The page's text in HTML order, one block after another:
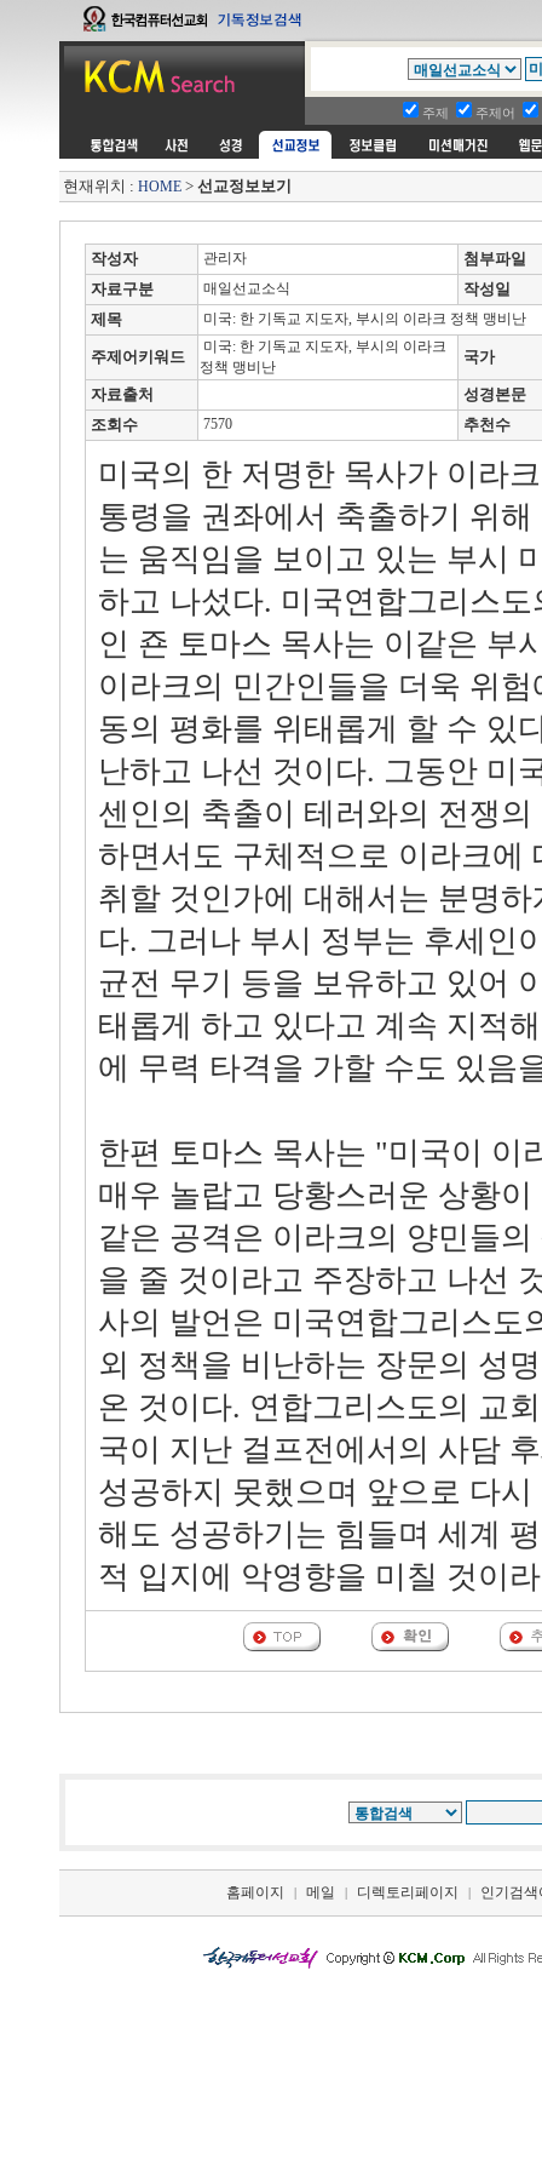
주제 주제어
현재위치 : HOME > 선교정보보기
작성자 관리자
첨부파일
자료구분
매일선교소식
작성일
제목
미국: 한 기독교 지도자, 부시의 이라크 정책 맹비난
주제어키워드
미국: 한 기독교 지도자, 부시의 이라크
정책 맹비난
국가
자료출처
성경본문
조회수
7570 추천수
미국의 한 저명한 목사가 이라
통령을 권좌에서 축출하기 위
는 움직임을 보이고 있는 부시
하고 나섰다. 미국연합그리스
인 죤 토마스 목사는 이같은 부
이라크의 민간인들을 더욱 위
동의 평화를 위태롭게 할 수 있
난하고 나선 것이다. 그동안 미
센인의 축출이 테러와의 전쟁
하면서도 구체적으로 이라크에
취할 것인가에 대해서는 분명
다. 그러나 부시 정부는 후세인
균전 무기 등을 보유하고 있어
태롭게 하고 있다고 계속 지적
에 무력 타격을 가할 수도 있음
한편 토마스 목사는 "미국이 이
매우 놀랍고 당황스러운 상황
같은 공격은 이라크의 양민들
을 줄 것이라고 주장하고 나선
사의 발언은 미국연합그리스도
외 정책을 비난하는 장문의 성
온 것이다. 연합그리스도의 교
국이 지난 걸프전에서의 사담
성공하지 못했으며 앞으로 다
해도 성공하기는 힘들며 세계
적 입지에 악영향을 미칠 것이
홈페이지 | 메일 | 디렉토리페이지 | 인기검색